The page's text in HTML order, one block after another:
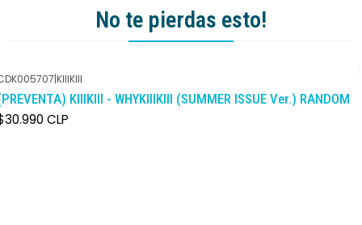
No te pierdas esto!
|KIIIKIII
KIIIKIII - WHYKIIIKIII (SUMMER ISSUE Ver.) RANDOM
CLP